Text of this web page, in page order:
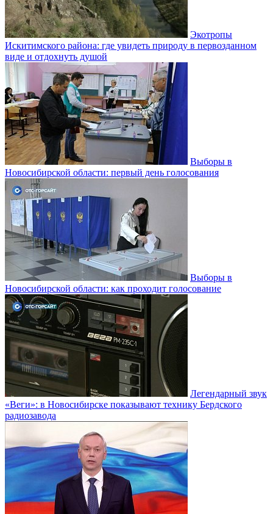
Экотропы
Искитимского района: где увидеть природу в первозданном
виде и отдохнуть душой
Выборы в
Новосибирской области: первый день голосования
Выборы в
Новосибирской области: как проходит голосование
Легендарный звук
«Веги»: в Новосибирске показывают технику Бердского
радиозавода